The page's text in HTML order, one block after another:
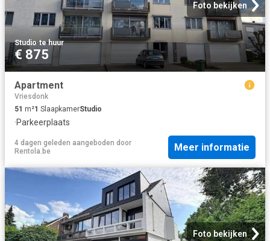
Foto bekijken
Studio·te huur
€ 875
Apartment
Vriesdonk
51 m²1 SlaapkamerStudio
·Parkeerplaats
4 dagen geleden aangeboden door
Rentola.be
Meer informatie
Foto bekijken